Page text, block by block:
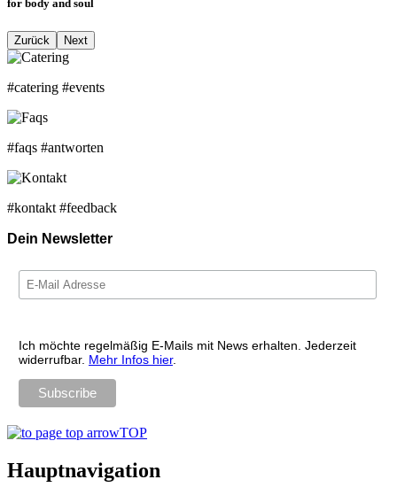
for body and soul
Zurück Next
#catering #events
#faqs #antworten
#kontakt #feedback
Dein Newsletter
Ich möchte regelmäßig E-Mails mit News erhalten. Jederzeit
widerrufbar. Mehr Infos hier.
TOP
Hauptnavigation